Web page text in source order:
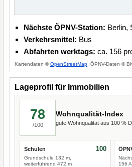
Nächste ÖPNV-Station: Berlin,
Verkehrsmittel: Bus
Abfahrten werktags: ca. 156
Kartendaten ©OpenStreetMap , ÖPNV-Daten ©
Lageprofil für Immobilien
78
/100
Wohnqualität-Index
gute Wohnqualität aus 100 %
Schulen
Grundschule 132 m,
weiterführend 472 m
100
156